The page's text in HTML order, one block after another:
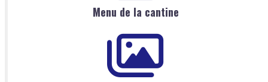
Menu de la cantine